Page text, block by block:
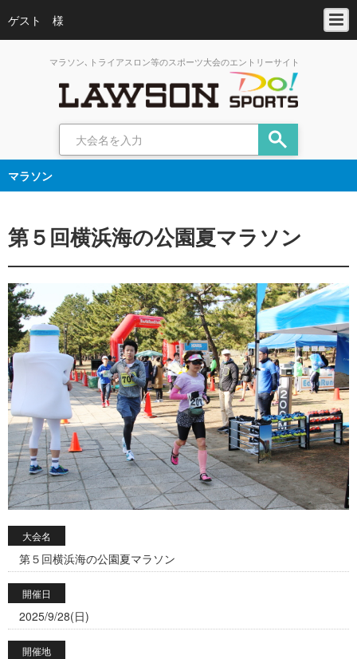
ゲスト 様
マラソン､トライアスロン等のスポーツ大会のエントリーサイト
マラソン
第５回横浜海の公園夏マラソン
大会名
第５回横浜海の公園夏マラソン
開催日
2025/9/28(日)
開催地